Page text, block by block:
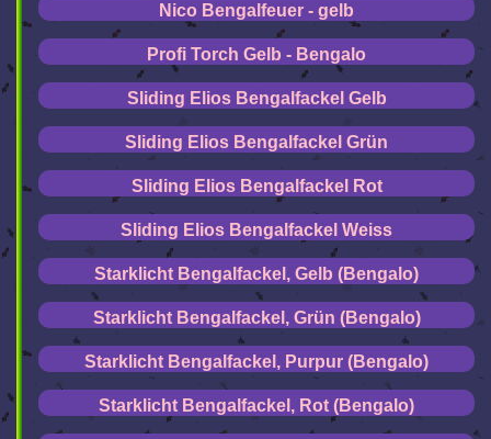
Nico Bengalfeuer - gelb
Profi Torch Gelb - Bengalo
Sliding Elios Bengalfackel Gelb
Sliding Elios Bengalfackel Grün
Sliding Elios Bengalfackel Rot
Sliding Elios Bengalfackel Weiss
Starklicht Bengalfackel, Gelb (Bengalo)
Starklicht Bengalfackel, Grün (Bengalo)
Starklicht Bengalfackel, Purpur (Bengalo)
Starklicht Bengalfackel, Rot (Bengalo)